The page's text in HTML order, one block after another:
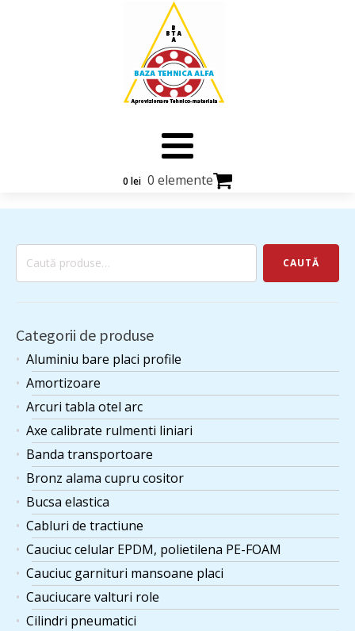
0 lei 0 elemente
Caută
CAUTĂ
Categorii de produse
Aluminiu bare placi profile
Amortizoare
Arcuri tabla otel arc
Axe calibrate rulmenti liniari
Banda transportoare
Bronz alama cupru cositor
Bucsa elastica
Cabluri de tractiune
Cauciuc celular EPDM, polietilena PE-FOAM
Cauciuc garnituri mansoane placi
Cauciucare valturi role
Cilindri pneumatici